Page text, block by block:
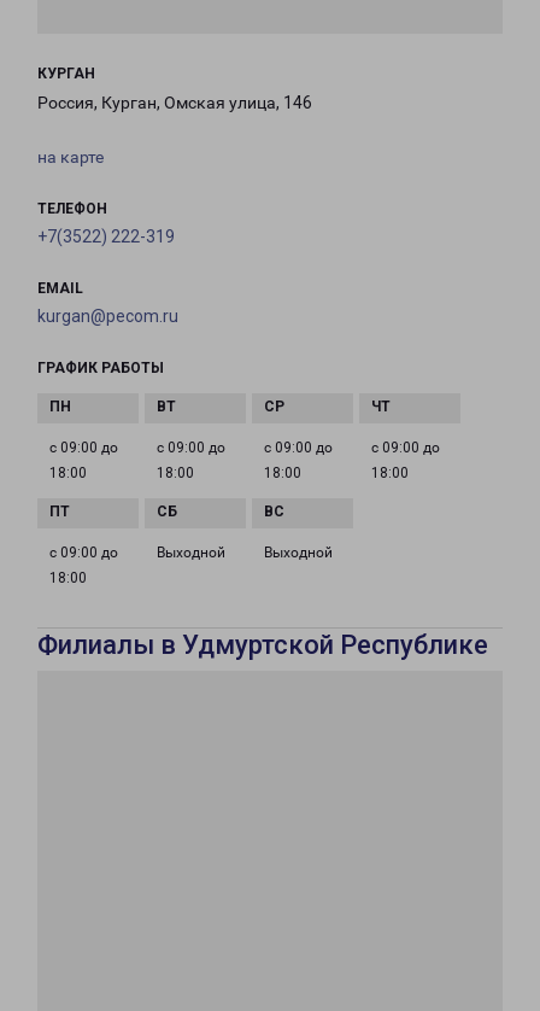
КУРГАН
Россия, Курган, Омская улица, 146
на карте
ТЕЛЕФОН
+7(3522) 222-319
EMAIL
kurgan@pecom.ru
ГРАФИК РАБОТЫ
с 09:00 до
18:00
с 09:00 до
18:00
с 09:00 до
18:00
с 09:00 до
18:00
с 09:00 до
18:00
Выходной Выходной
Филиалы в Удмуртской Республике